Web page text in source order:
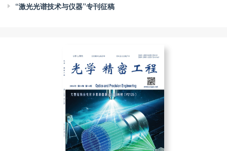
“激光光谱技术与仪器”专刊征稿